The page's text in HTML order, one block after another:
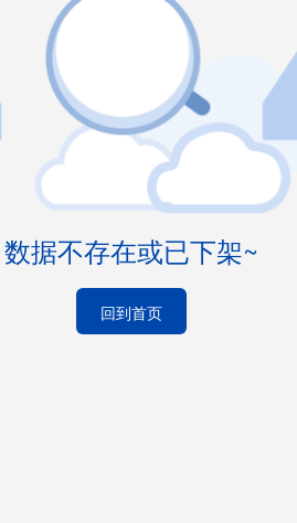
数据不存在或已下架~
回到首页